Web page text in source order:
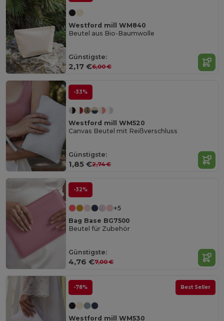
Westford mill WM840
Beutel aus Bio-Baumwolle
Günstigste:
2,17 €6,00 €
-33%
Westford mill WM520
Canvas Beutel mit Reißverschluss
Günstigste:
1,85 €2,74 €
-32%
+5
Bag Base BG7500
Beutel für Zubehör
Günstigste:
4,76 €7,00 €
-78% Best Seller
Westford mill WM530